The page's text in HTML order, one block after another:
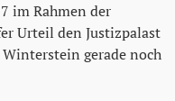
im Rahmen der
Urteil den Justizpalast
gerade noch